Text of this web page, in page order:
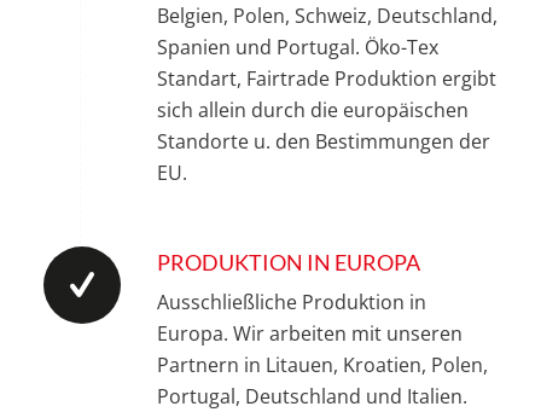
Belgien, Polen, Schweiz, Deutschland,
Spanien und Portugal. Öko-Tex
Standart, Fairtrade Produktion ergibt
sich allein durch die europäischen
Standorte u. den Bestimmungen der
EU.
PRODUKTION IN EUROPA
Ausschließliche Produktion in
Europa. Wir arbeiten mit unseren
Partnern in Litauen, Kroatien, Polen,
Portugal, Deutschland und Italien.